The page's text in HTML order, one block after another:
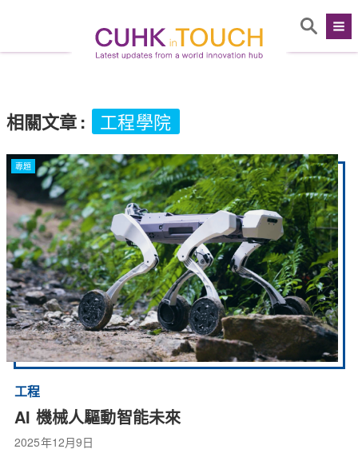
相關文章: 工程學院
專題
工程
AI 機械人驅動智能未來
2025年12月9日